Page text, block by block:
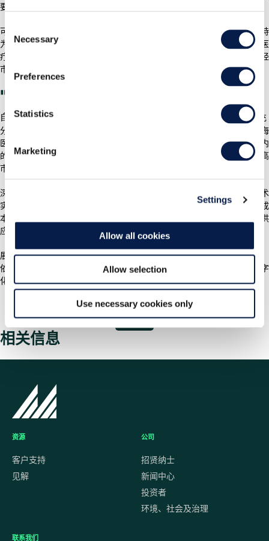
Consent
Selection
Necessary
Preferences
Statistics
Marketing
Settings
Allow all cookies
Allow selection
Use necessary cookies only
要求。
可以预见，医药冷链的标准化、数字化、品质化时代正在到来，以曼哈特
为代表的供应链解决方案领先企业将为其发展起到关键的推动作用。在医
疗产业链深耕多年，曼哈特提供的兼具稳定与创新的供应链解决方案历经
市场检验与锤炼，深得业内青睐。
"数智”赋能创新，打造产业供应链样本
自 2004年进入中国市场以来，曼哈特将国际经验和本土环境相结合，充
分发挥优势技术实力，定制出一个个贴合客户需求的解决方案，包括上海
医药集团、中国医药集团、云南白药、顺丰医药、赛孚士、亚盛医药在内
的众多知名药企均与曼哈特深入合作，以提升供应链管理能力，进而提高
市场竞争力。
深知供应链的关键作用，曼哈特多年来一直坚持创新驱动，用先进的技术
实力与服务，帮助众多医药企业实现数字化转型，推动医药供应链流通成
本优化、效率提高，助力优化资源配置，让敏捷、柔性、韧性成为医药供
应链新特征，全面提升医药供应链现代化水平，促进行业高质量发展。
展望未来，基于对医药行业需求的深刻洞察，曼哈特仍将坚持突破创新，
依靠持续的产品研发投入和行业经验积累，让更多企业迈向现代化、数字
化，帮助其拓展市场、制胜时代!
兑现您对客户的承诺
相关信息
资源
客户支持
见解
公司
招贤纳士
新闻中心
投资者
环境、社会及治理
联系我们